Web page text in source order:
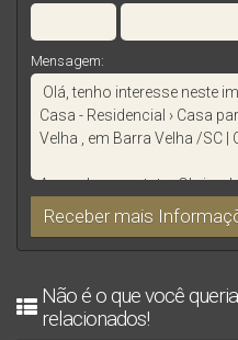
Mensagem:
Não é o que você
relacionados!